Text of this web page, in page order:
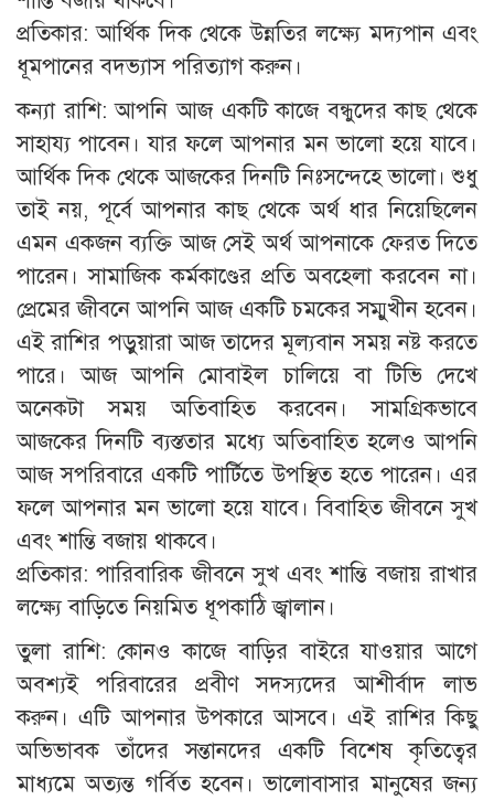
প্রতিকার: আর্থিক দিক থেকে উন্নতির লক্ষ্যে মদ্যপান এবং
ধূমপানের বদভ্যাস পরিত্যাগ করুন।
কন্যা রাশি: আপনি আজ একটি কাজে বন্ধুদের কাছ থেকে
সাহায্য পাবেন। যার ফলে আপনার মন ভালো হয়ে যাবে।
আর্থিক দিক থেকে আজকের দিনটি নিঃসন্দেহে ভালো। শুধু
তাই নয়, পূর্বে আপনার কাছ থেকে অর্থ ধার নিয়েছিলেন
এমন একজন ব্যক্তি আজ সেই অর্থ আপনাকে ফেরত দিতে
পারেন। সামাজিক কর্মকাণ্ডের প্রতি অবহেলা করবেন না।
প্রেমের জীবনে আপনি আজ একটি চমকের সম্মুখীন হবেন।
এই রাশির পড়ুয়ারা আজ তাদের মূল্যবান সময় নষ্ট করতে
পারে। আজ আপনি মোবাইল চালিয়ে বা টিভি দেখে
অনেকটা সময় অতিবাহিত করবেন। সামগ্রিকভাবে
আজকের দিনটি ব্যস্ততার মধ্যে অতিবাহিত হলেও আপনি
আজ সপরিবারে একটি পার্টিতে উপস্থিত হতে পারেন। এর
ফলে আপনার মন ভালো হয়ে যাবে। বিবাহিত জীবনে সুখ
এবং শান্তি বজায় থাকবে।
প্রতিকার: পারিবারিক জীবনে সুখ এবং শান্তি বজায় রাখার
লক্ষ্যে বাড়িতে নিয়মিত ধূপকাঠি জ্বালান।
তুলা রাশি: কোনও কাজে বাড়ির বাইরে যাওয়ার আগে
অবশ্যই পরিবারের প্রবীণ সদস্যদের আশীর্বাদ লাভ
করুন। এটি আপনার উপকারে আসবে। এই রাশির কিছু
অভিভাবক তাঁদের সন্তানদের একটি বিশেষ কৃতিত্বের
মাধ্যমে অত্যন্ত গর্বিত হবেন। ভালোবাসার মানুষের জন্য